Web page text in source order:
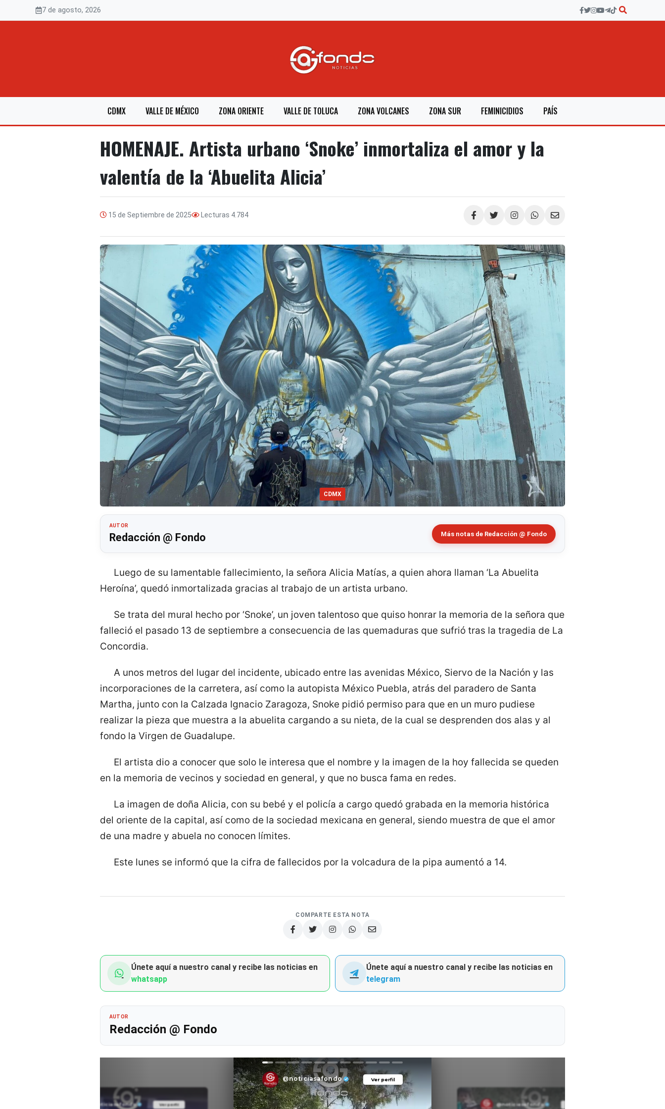
7 de agosto, 2026
CDMX VALLE DE MÉXICO ZONA ORIENTE VALLE DE TOLUCA ZONA VOLCANES ZONA SUR FEMINICIDIOS PAÍS
HOMENAJE. Artista urbano ‘Snoke’ inmortaliza el amor y la
valentía de la ‘Abuelita Alicia’
15 de Septiembre de 2025 Lecturas 4.784
Compartir
CDMX
AUTOR
Redacción @ Fondo Más notas de Redacción @ Fondo
Luego de su lamentable fallecimiento, la señora Alicia Matías, a quien ahora llaman ‘La Abuelita
Heroína’, quedó inmortalizada gracias al trabajo de un artista urbano.
Se trata del mural hecho por ‘Snoke’, un joven talentoso que quiso honrar la memoria de la señora que
falleció el pasado 13 de septiembre a consecuencia de las quemaduras que sufrió tras la tragedia de La
Concordia.
A unos metros del lugar del incidente, ubicado entre las avenidas México, Siervo de la Nación y las
incorporaciones de la carretera, así como la autopista México Puebla, atrás del paradero de Santa
Martha, junto con la Calzada Ignacio Zaragoza, Snoke pidió permiso para que en un muro pudiese
realizar la pieza que muestra a la abuelita cargando a su nieta, de la cual se desprenden dos alas y al
fondo la Virgen de Guadalupe.
El artista dio a conocer que solo le interesa que el nombre y la imagen de la hoy fallecida se queden
en la memoria de vecinos y sociedad en general, y que no busca fama en redes.
La imagen de doña Alicia, con su bebé y el policía a cargo quedó grabada en la memoria histórica
del oriente de la capital, así como de la sociedad mexicana en general, siendo muestra de que el amor
de una madre y abuela no conocen límites.
Este lunes se informó que la cifra de fallecidos por la volcadura de la pipa aumentó a 14.
COMPARTE ESTA NOTA
Únete aquí a nuestro canal y recibe las noticias en
whatsapp
Únete aquí a nuestro canal y recibe las noticias en
telegram
AUTOR
Redacción @ Fondo
Ver perfil
@noticiasafondo Ver perfil
@noticiasafondo
Ver perfil
@noticiasafondo Ver perfil